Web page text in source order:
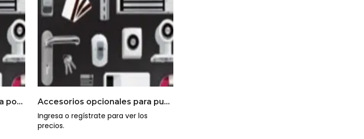
Accesorios opcionales para portones cortafuego Accesorios opcionales para puertas cortafuego metálicas y puertas multipropósito
Ingresa o regístrate para ver los
precios.